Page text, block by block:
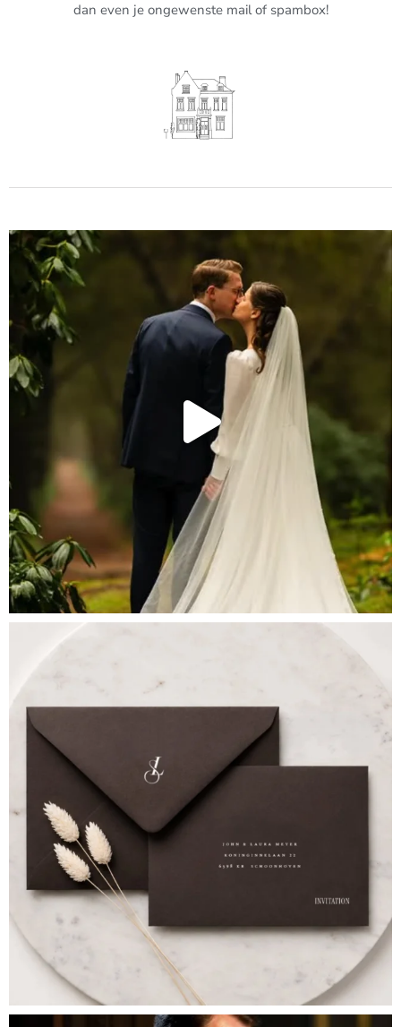
dan even je ongewenste mail of spambox!